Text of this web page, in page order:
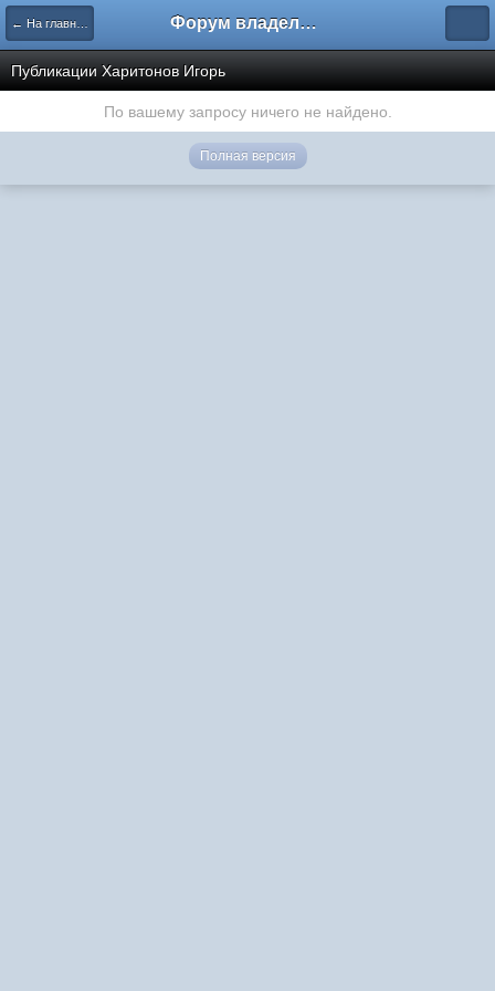
← На главную Форум владельцев интернет-магазинов
Публикации Харитонов Игорь
По вашему запросу ничего не найдено.
Полная версия